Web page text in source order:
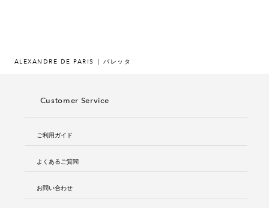
ALEXANDRE DE PARIS バレッタ
Customer Service
ご利用ガイド
よくあるご質問
お問い合わせ